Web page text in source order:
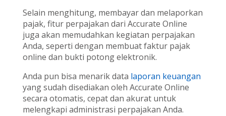
Selain menghitung, membayar dan melaporkan
pajak, fitur perpajakan dari Accurate Online
juga akan memudahkan kegiatan perpajakan
Anda, seperti dengan membuat faktur pajak
online dan bukti potong elektronik.
Anda pun bisa menarik data laporan keuangan
yang sudah disediakan oleh Accurate Online
secara otomatis, cepat dan akurat untuk
melengkapi administrasi perpajakan Anda.